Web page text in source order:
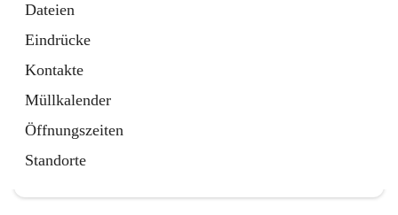
Dateien
Eindrücke
Kontakte
Müllkalender
Öffnungszeiten
Standorte